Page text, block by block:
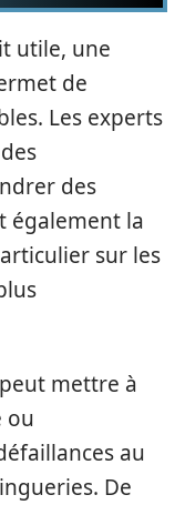
utile, une
de
Les experts
des
également la
sur les
mettre à
ou
au
De